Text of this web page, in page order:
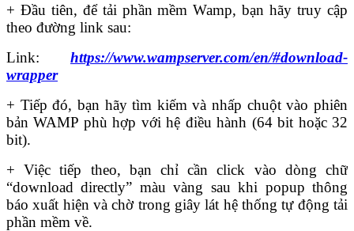
+ Đầu tiên, để tải phần mềm Wamp, bạn hãy truy cập
theo đường link sau:
Link: https://www.wampserver.com/en/#download-
wrapper
+ Tiếp đó, bạn hãy tìm kiếm và nhấp chuột vào phiên
bản WAMP phù hợp với hệ điều hành (64 bit hoặc 32
bit).
+ Việc tiếp theo, bạn chỉ cần click vào dòng chữ
“download directly” màu vàng sau khi popup thông
báo xuất hiện và chờ trong giây lát hệ thống tự động tải
phần mềm về.